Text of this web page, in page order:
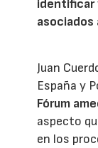
identificar
asociados
Juan
España y
Fórum
aspecto
en los